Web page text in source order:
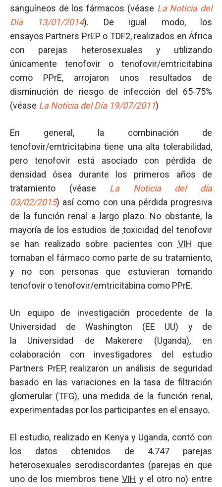
sanguíneos de los fármacos (véase La Noticia del
Día 13/01/2014). De igual modo, los
ensayos Partners PrEP o TDF2, realizados en África
con parejas heterosexuales y utilizando
únicamente tenofovir o tenofovir/emtricitabina
como PPrE, arrojaron unos resultados de
disminución de riesgo de infección del 65-75%
(véase La Noticia del Día 19/07/2011)
En general, la combinación de
tenofovir/emtricitabina tiene una alta tolerabilidad,
pero tenofovir está asociado con pérdida de
densidad ósea durante los primeros años de
tratamiento (véase La Noticia del día
03/02/2015) así como con una pérdida progresiva
de la función renal a largo plazo. No obstante, la
mayoría de los estudios de toxicidad del tenofovir
se han realizado sobre pacientes con VIH que
tomaban el fármaco como parte de su tratamiento,
y no con personas que estuvieran tomando
tenofovir o tenofovir/emtricitabina como PPrE.
Un equipo de investigación procedente de la
Universidad de Washington (EE UU) y
de
la Universidad de Makerere (Uganda), en
colaboración con investigadores del estudio
Partners PrEP, realizaron un análisis de seguridad
basado en las variaciones en la tasa de filtración
glomerular (TFG), una medida de la función renal,
experimentadas por los participantes en el ensayo.
El estudio, realizado en Kenya y Uganda, contó con
los datos obtenidos de 4.747 parejas
heterosexuales serodiscordantes (parejas en que
uno de los miembros tiene VIH y el otro no) entre